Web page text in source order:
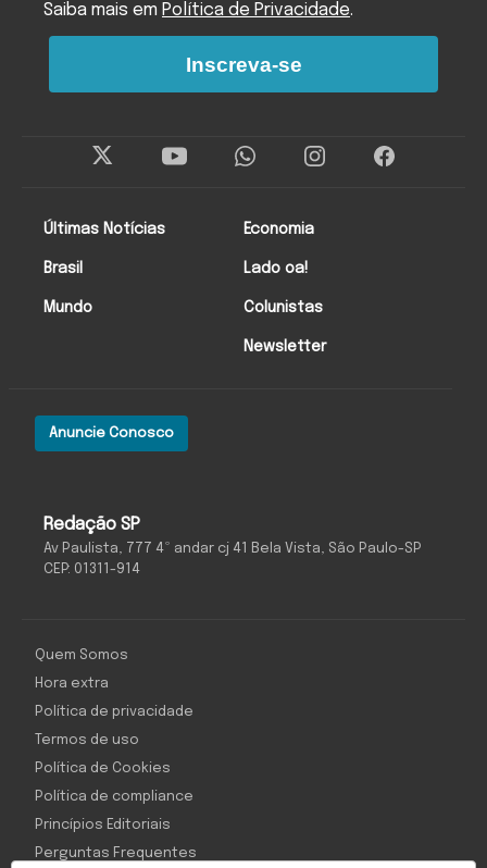
Redação SP
Av Paulista, 777 4º andar cj 41 Bela Vista, São Paulo-SP
CEP: 01311-914
Anuncie Conosco
Últimas Notícias
Brasil
Mundo
Economia
Lado oa!
Colunistas
Newsletter
Saiba mais em Política de Privacidade.
Inscreva-se
Quem Somos
Hora extra
Política de privacidade
Termos de uso
Política de Cookies
Política de compliance
Princípios Editoriais
Perguntas Frequentes